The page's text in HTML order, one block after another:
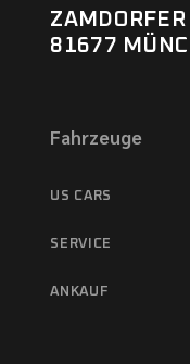
ZAMDORFER
81677
Fahrzeuge
US CARS
SERVICE
ANKAUF